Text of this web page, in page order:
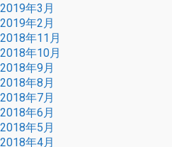
2019年3月
2019年2月
2018年11月
2018年10月
2018年9月
2018年8月
2018年7月
2018年6月
2018年5月
2018年4月